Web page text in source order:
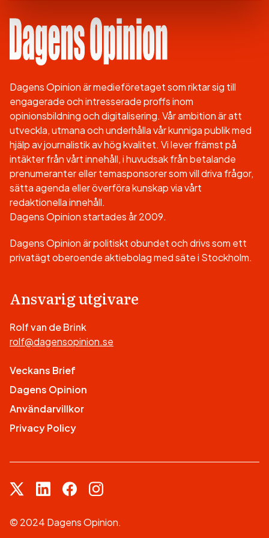
Dagens Opinion är medieföretaget som riktar sig till
engagerade och intresserade proffs inom
opinionsbildning och digitalisering. Vår ambition är att
utveckla, utmana och underhålla vår kunniga publik med
hjälp av journalistik av hög kvalitet. Vi lever främst på
intäkter från vårt innehåll, i huvudsak från betalande
prenumeranter eller temasponsorer som vill driva frågor,
sätta agenda eller överföra kunskap via vårt
redaktionella innehåll.
Dagens Opinion startades år 2009.
Dagens Opinion är politiskt obundet och drivs som ett
privatägt oberoende aktiebolag med säte i Stockholm.
Ansvarig utgivare
Rolf van de Brink
rolf@dagensopinion.se
Veckans Brief
Dagens Opinion
Användarvillkor
Privacy Policy
© 2024 Dagens Opinion.